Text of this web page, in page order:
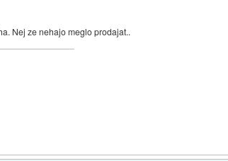
Nej ze nehajo meglo prodajat..